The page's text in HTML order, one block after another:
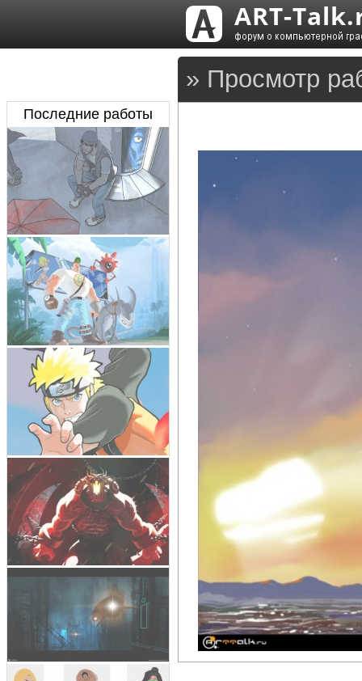
» Просмотр
Последние работы